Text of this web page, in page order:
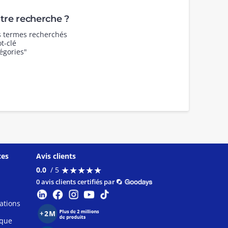
recherche ?
recherchés
clé
Avis clients
0.0 / 5 ★★★★★
★★★★★
0 avis clients certifiés par